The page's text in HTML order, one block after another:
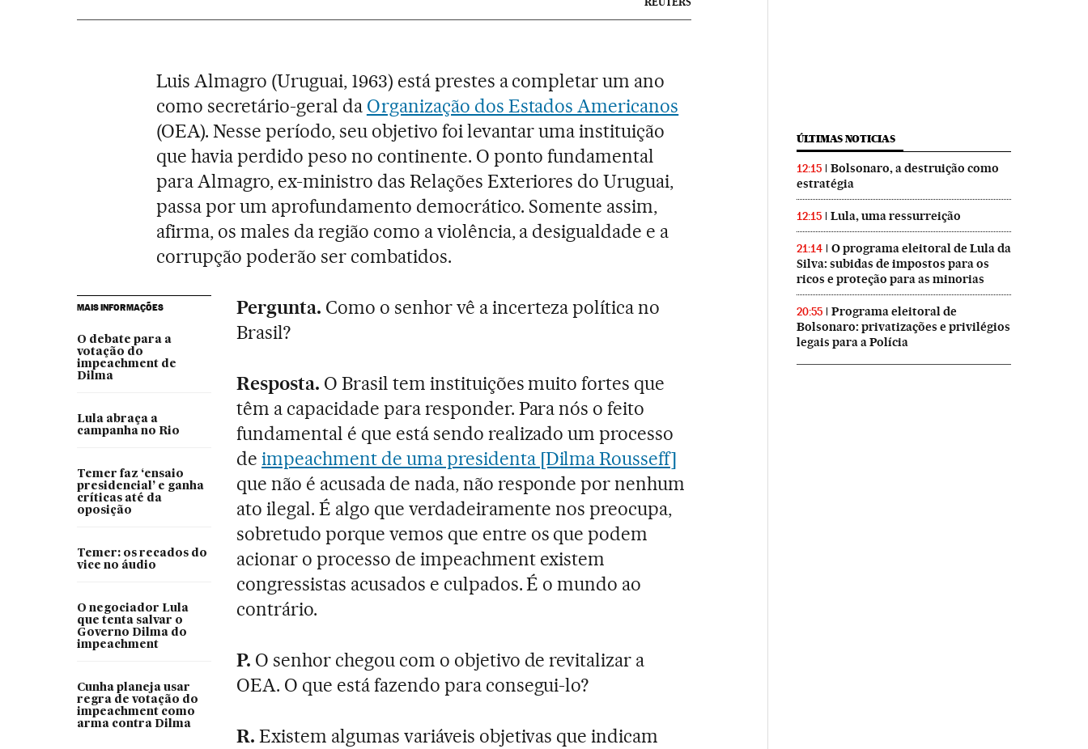
Luis Almagro (Uruguai, 1963) está prestes a completar um ano
como secretário-geral da Organização dos Estados Americanos
(OEA). Nesse período, seu objetivo foi levantar uma instituição
que havia perdido peso no continente. O ponto fundamental
para Almagro, ex-ministro das Relações Exteriores do Uruguai,
passa por um aprofundamento democrático. Somente assim,
afirma, os males da região como a violência, a desigualdade e a
corrupção poderão ser combatidos.
MAIS INFORMAÇÕES
O debate para a
votação do
impeachment de
Dilma
Lula abraça a
campanha no Rio
Temer faz ‘ensaio
presidencial’ e ganha
críticas até da
oposição
Temer: os recados do
vice no áudio
O negociador Lula
que tenta salvar o
Governo Dilma do
impeachment
Cunha planeja usar
regra de votação do
impeachment como
arma contra Dilma
Pergunta. Como o senhor vê a incerteza política no
Brasil?
Resposta. O Brasil tem instituições muito fortes que
têm a capacidade para responder. Para nós o feito
fundamental é que está sendo realizado um processo
deimpeachment de uma presidenta [Dilma Rousseff]
que não é acusada de nada, não responde por nenhum
ato ilegal. É algo que verdadeiramente nos preocupa,
sobretudo porque vemos que entre os que podem
acionar o processo de impeachment existem
congressistas acusados e culpados. É o mundo ao
contrário.
P. O senhor chegou com o objetivo de revitalizar a
OEA. O que está fazendo para consegui-lo?
R. Existem algumas variáveis objetivas que indicam
ÚLTIMAS NOTICIAS
12:15
Bolsonaro, a destruição como
estratégia
12:15 Lula, uma ressurreição
21:14
O programa eleitoral de Lula da
Silva: subidas de impostos para os
ricos e proteção para as minorias
20:55
Programa eleitoral de
Bolsonaro: privatizações e privilégios
legais para a Polícia